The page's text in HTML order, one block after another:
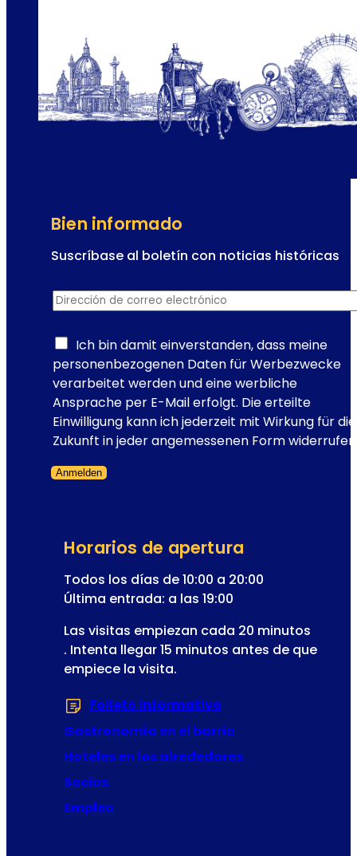
e
l
a
P
o
p
d
e
V
e
n
:
e
l
e
s
c
i
d
e
a
o
p
e
r
e
t
Bien informado
Suscríbase al boletín con noticias históricas
c
o
r
e
o
d
e
e
e
Dirección de correo electrónico
Ich bin damit einverstanden, dass meine
personenbezogenen Daten für Werbezwecke
verarbeitet werden und eine werbliche
Ansprache per E-Mail erfolgt. Die erteilte
Einwilligung kann ich jederzeit mit Wirkung für die
Zukunft in jeder angemessenen Form
Anmelden
Horarios de apertura
Todos los días de 10:00 a 20:00
Última entrada: a las 19:00
Las visitas empiezan cada 20 minutos
. Intenta llegar 15 minutos antes de que
empiece la visita.
Folleto informativo
Gastronomía en el barrio
Hoteles en los alrededores
Socios
Empleo